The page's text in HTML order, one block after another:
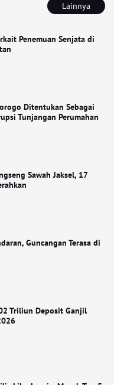
Lainnya
Penemuan Senjata di
Ditentukan Sebagai
Tunjangan Perumahan
Sawah Jaksel, 17
Guncangan Terasa di
Triliun Deposit Ganjil